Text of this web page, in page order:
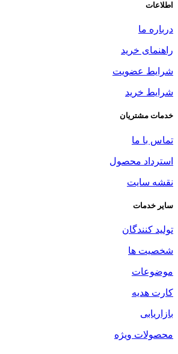
اطلاعات
درباره ما
راهنمای خرید
شرایط عضویت
شرایط خرید
خدمات مشتریان
تماس با ما
استرداد محصول
نقشه سایت
سایر خدمات
تولید کنندگان
شخصیت ها
موضوعات
کارت هدیه
بازاریابی
محصولات ویژه